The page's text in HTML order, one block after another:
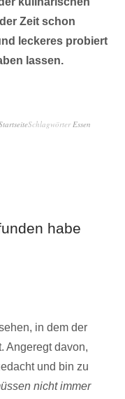
Zeit schon
leckeres probiert
lassen.
SchlagwörterEssen
habe
in dem der
Angeregt davon,
und bin zu
nicht immer